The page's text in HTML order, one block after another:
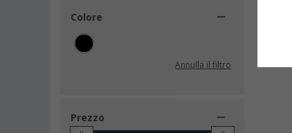
Colore
Annulla il filtro
Prezzo